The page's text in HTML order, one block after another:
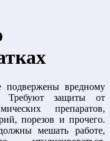
подвержены вредному
Требуют защиты от
препаратов,
порезов и прочего.
мешать работе,